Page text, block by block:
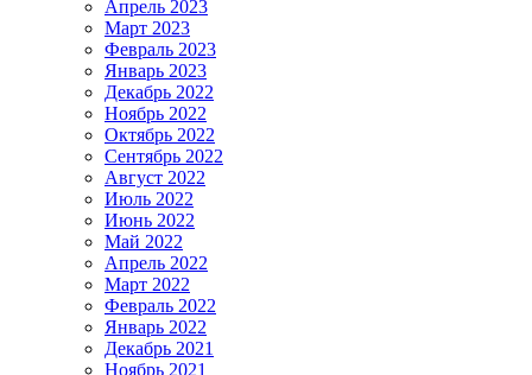
Апрель 2023
Март 2023
Февраль 2023
Январь 2023
Декабрь 2022
Ноябрь 2022
Октябрь 2022
Сентябрь 2022
Август 2022
Июль 2022
Июнь 2022
Май 2022
Апрель 2022
Март 2022
Февраль 2022
Январь 2022
Декабрь 2021
Ноябрь 2021